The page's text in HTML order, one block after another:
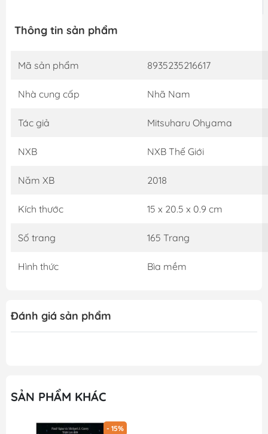
Thông tin sản phẩm
Mã sản phẩm 8935235216617
Nhà cung cấp Nhã Nam
Tác giả Mitsuharu Ohyama
NXB NXB Thế Giới
Năm XB 2018
Kích thước 15 x 20.5 x 0.9 cm
Số trang 165 Trang
Hình thức Bìa mềm
Đánh giá sản phẩm
SẢN PHẨM KHÁC
- 15%